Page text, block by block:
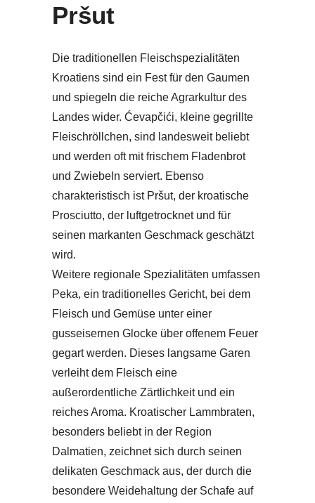
Pršut
Die traditionellen Fleischspezialitäten
Kroatiens sind ein Fest für den Gaumen
und spiegeln die reiche Agrarkultur des
Landes wider. Ćevapčići, kleine gegrillte
Fleischröllchen, sind landesweit beliebt
und werden oft mit frischem Fladenbrot
und Zwiebeln serviert. Ebenso
charakteristisch ist Pršut, der kroatische
Prosciutto, der luftgetrocknet und für
seinen markanten Geschmack geschätzt
wird.
Weitere regionale Spezialitäten umfassen
Peka, ein traditionelles Gericht, bei dem
Fleisch und Gemüse unter einer
gusseisernen Glocke über offenem Feuer
gegart werden. Dieses langsame Garen
verleiht dem Fleisch eine
außerordentliche Zärtlichkeit und ein
reiches Aroma. Kroatischer Lammbraten,
besonders beliebt in der Region
Dalmatien, zeichnet sich durch seinen
delikaten Geschmack aus, der durch die
besondere Weidehaltung der Schafe auf